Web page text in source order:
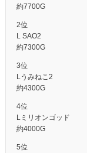
約7700G
2位
L SAO2
約7300G
3位
Lうみねこ2
約4300G
4位
Lミリオンゴッド
約4000G
5位